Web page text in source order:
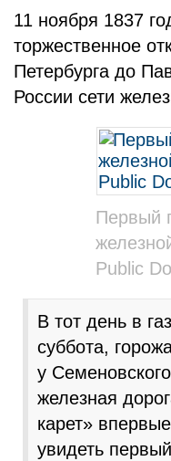
11 ноября 1837
торжественное
Петербурга до
России сети
Первый
Public
В тот день в
суббота,
у
железная
карет»
увидеть